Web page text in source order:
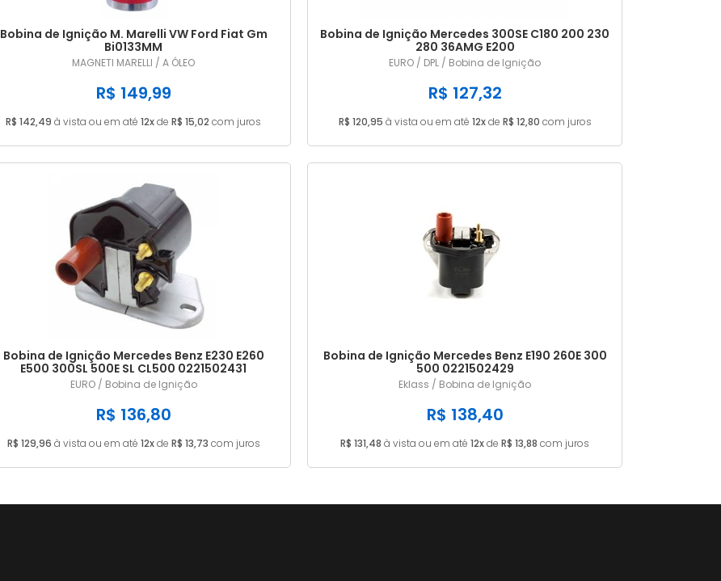
Bobina de Ignição M. Marelli VW Ford Fiat Gm
Bi0133MM
MAGNETI MARELLI / A ÓLEO
R$ 149,99
R$ 142,49 à vista ou em até 12xde R$ 15,02 com juros
Bobina de Ignição Mercedes 300SE C180 200 230
280 36AMG E200
EURO / DPL / Bobina de Ignição
R$ 127,32
R$ 120,95 à vista ou em até 12xde R$ 12,80 com juros
Bobina de Ignição Mercedes Benz E230 E260
E500 300SL 500E SL CL500 0221502431
EURO / Bobina de Ignição
R$ 136,80
R$ 129,96 à vista ou em até 12xde R$ 13,73 com juros
Bobina de Ignição Mercedes Benz E190 260E 300
500 0221502429
Eklass / Bobina de Ignição
R$ 138,40
R$ 131,48 à vista ou em até 12xde R$ 13,88 com juros